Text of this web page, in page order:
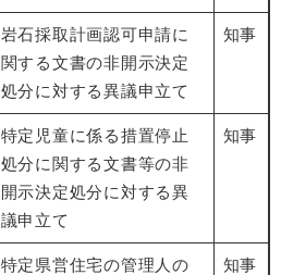
岩石採取計画認可申請に
関する文書の非開示決定
処分に対する異議申立て
知事
特定児童に係る措置停止
処分に関する文書等の非
開示決定処分に対する異
議申立て
知事
特定県営住宅の管理人の
知事